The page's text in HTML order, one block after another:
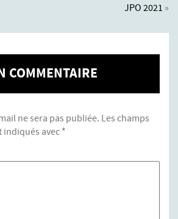
JPO 2021 »
COMMENTAIRE
ne sera pas publiée. Les champs
avec *